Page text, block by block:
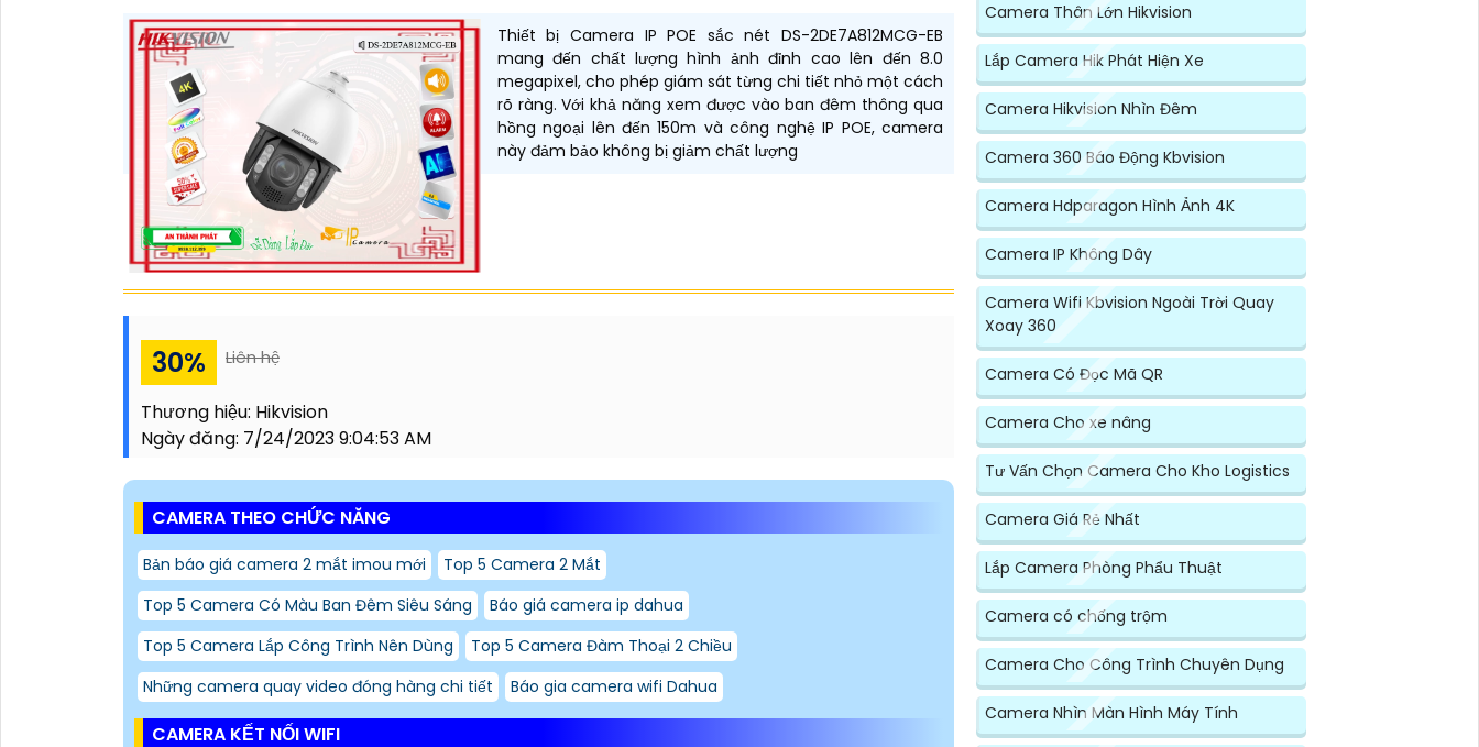
Thiết bị Camera IP POE sắc nét DS-2DE7A812MCG-EB
mang đến chất lượng hình ảnh đỉnh cao lên đến 8.0
megapixel, cho phép giám sát từng chi tiết nhỏ một cách
rõ ràng. Với khả năng xem được vào ban đêm thông qua
hồng ngoại lên đến 150m và công nghệ IP POE, camera
này đảm bảo không bị giảm chất lượng
30% Liên hệ
Thương hiệu: Hikvision
Ngày đăng: 7/24/2023 9:04:53 AM
CAMERA THEO CHỨC NĂNG
Bản báo giá camera 2 mắt imou mới
Top 5 Camera 2 Mắt
Top 5 Camera Có Màu Ban Đêm Siêu Sáng
Báo giá camera ip dahua
Top 5 Camera Lắp Công Trình Nên Dùng
Top 5 Camera Đàm Thoại 2 Chiều
Những camera quay video đóng hàng chi tiết
Báo gia camera wifi Dahua
CAMERA KẾT NỐI WIFI
Camera Thân Lớn Hikvision
Lắp Camera Hik Phát Hiện Xe
Camera Hikvision Nhìn Đêm
Camera 360 Báo Động Kbvision
Camera Hdparagon Hình Ảnh 4K
Camera IP Không Dây
Camera Wifi Kbvision Ngoài Trời Quay
Xoay 360
Camera Có Đọc Mã QR
Camera Cho xe nâng
Tư Vấn Chọn Camera Cho Kho Logistics
Camera Giá Rẻ Nhất
Lắp Camera Phòng Phẩu Thuật
Camera có chống trộm
Camera Cho Công Trình Chuyên Dụng
Camera Nhìn Màn Hình Máy Tính